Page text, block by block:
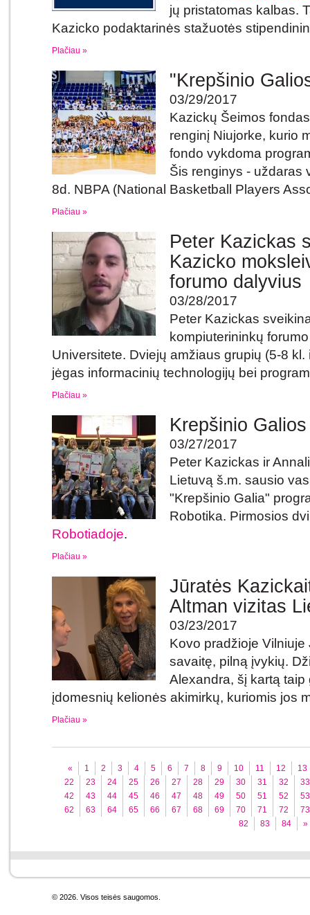
jų pristatomas kalbas.
Kazicko podaktarinės stažuotės
Plačiau »
"Krepšinio
03/29/2017
Kazickų Šeimos
renginį Niujorke, kurio
fondo vykdoma
Šis renginys - uždaras
8d. NBPA (National Basketball Players
Plačiau »
Peter Kazickas
Kazicko
forumo dalyvius
03/28/2017
Peter Kazickas
kompiuterininkų
Universitete. Dviejų amžiaus grupių (5-8
jėgas informacinių technologijų bei
Plačiau »
Krepšinio
03/27/2017
Peter Kazickas ir
Lietuvą š.m. sausio
"Krepšinio Galia"
Robotika. Pirmosios
Robotiadoje.
Plačiau »
Jūratės
Altman vizitas
03/23/2017
Kovo pradžioje
savaitę, pilną įvykių.
Alexandra, šį kartą
įdomesnių kelionės akimirkų, kuriomis jos
Plačiau »
« 1 2 3 4 5 6 7 8 9 10 11 12
13
22
23 24 25 26 27 28 29 30 31 32
33
42
43 44 45 46 47 48 49 50 51 52
53
62
63 64 65 66 67 68 69 70 71 72
73
82
83 84 »
© 2026. Visos teisės saugomos.